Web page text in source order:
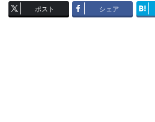
ポスト シェア